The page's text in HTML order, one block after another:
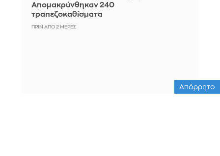
Απομακρύνθηκαν 240
τραπεζοκαθίσματα
ΠΡΙΝ ΑΠΌ 2 ΜΈΡΕΣ
Απόρρητο